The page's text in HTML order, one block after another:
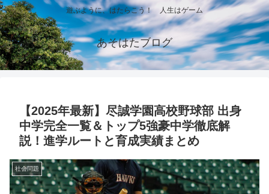
遊ぶように、はたらこう！ 人生はゲーム
あそはたブログ
【2025年最新】尽誠学園高校野球部 出身
中学完全一覧＆トップ5強豪中学徹底解
説！進学ルートと育成実績まとめ
社会問題